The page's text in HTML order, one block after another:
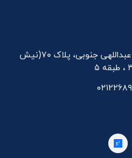
تهران، بلوار اندرزگو، نبش خیابان عبداللهی جنوبی، پلاک ۷۰(نیش